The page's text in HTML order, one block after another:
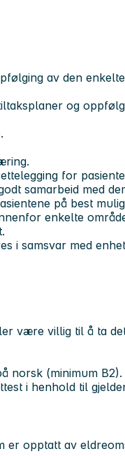
av den
og
for
samarbeid med
på best
enkelte
i samsvar med
være villig til å ta
norsk (minimum B2).
i henhold til
er opptatt av